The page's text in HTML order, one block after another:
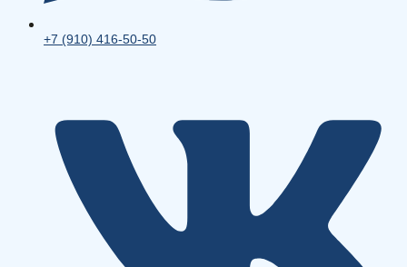
+7 (910) 416-50-50